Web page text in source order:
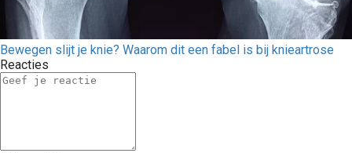
Bewegen slijt je knie? Waarom dit een fabel is bij knieartrose
Reacties